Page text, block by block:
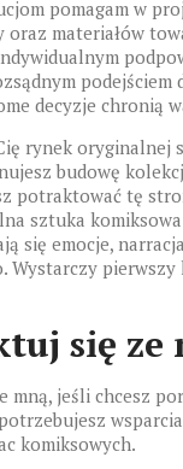
pomagam w
oraz materiałów
podejściem
decyzje chronią
rynek oryginalnej
budowę
potraktować tę
sztuka
się emocje,
Wystarczy pierwszy
się ze
mną, jeśli chcesz
komiksowych.